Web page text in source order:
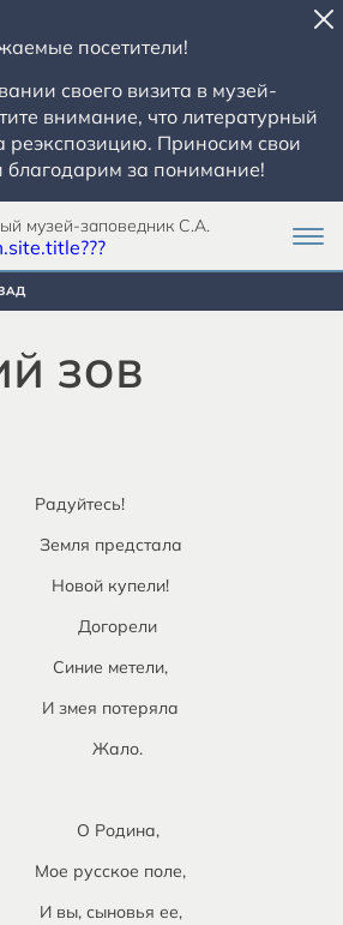
посетители!
своего визита в музей-
внимание, что литературный
реэкспозицию. Приносим свои
благодарим за понимание!
музей-заповедник С.А.
ЗОВ
Радуйтесь!
предстала
купели!
Догорели
метели,
потеряла
Жало.
О Родина,
русское поле,
сыновья ее,